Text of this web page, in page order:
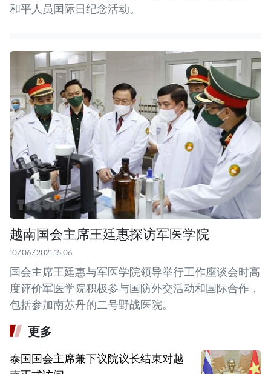
和平人员国际日纪念活动。
越南国会主席王廷惠探访军医学院
10/06/2021 15:06
国会主席王廷惠与军医学院领导举行工作座谈会时高
度评价军医学院积极参与国防外交活动和国际合作，
包括参加南苏丹的二号野战医院。
更多
泰国国会主席兼下议院议长结束对越